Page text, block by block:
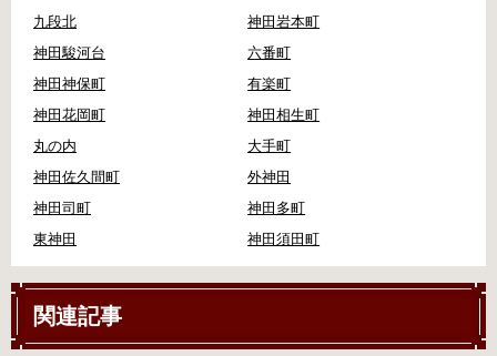
九段北
神田岩本町
神田駿河台
六番町
神田神保町
有楽町
神田花岡町
神田相生町
丸の内
大手町
神田佐久間町
外神田
神田司町
神田多町
東神田
神田須田町
関連記事